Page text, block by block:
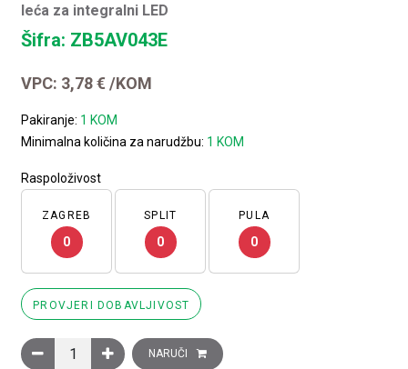
leća za integralni LED
Šifra: ZB5AV043E
VPC: 3,78€ /KOM
Pakiranje: 1 KOM
Minimalna količina za narudžbu: 1 KOM
Raspoloživost
ZAGREB
0
SPLIT
0
PULA
0
PROVJERI DOBAVLJIVOST
Glava crvene signalne žaruljice promjera 22, obična leća za
NARUČI